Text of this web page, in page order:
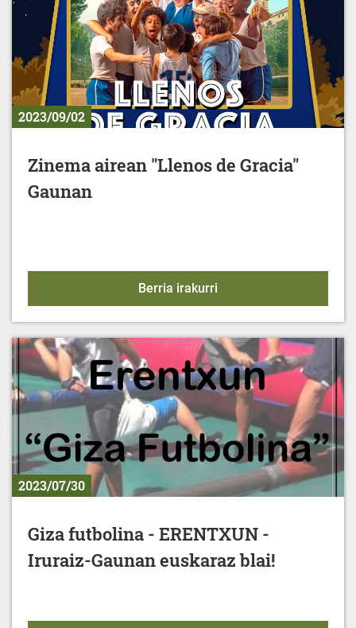
2023/09/02
Zinema airean "Llenos de Gracia"
Gaunan
Berria irakurri
2023/07/30
Giza futbolina - ERENTXUN -
Iruraiz-Gaunan euskaraz blai!